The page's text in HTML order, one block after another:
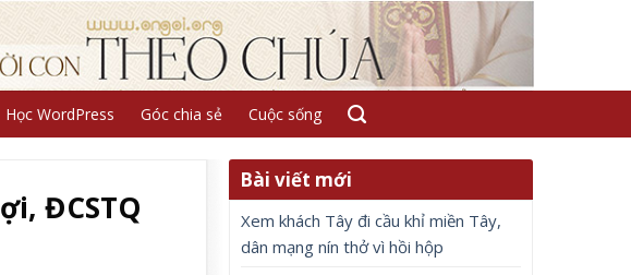
Học WordPress Góc chia sẻ Cuộc sống
ĐCSTQ
Bài viết mới
Xem khách Tây đi cầu khỉ miền Tây,
dân mạng nín thở vì hồi hộp